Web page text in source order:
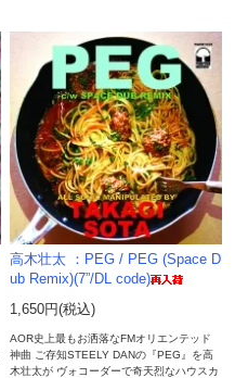
高木壮太 ：PEG / PEG (Space D
ub Remix)(7”/DL code)
1,650円(税込)
AOR史上最もお洒落なFMオリエンテッド
神曲 ご存知STEELY DANの『PEG』を高
木壮太が ヴォコーダーで奇天烈なハウスカ